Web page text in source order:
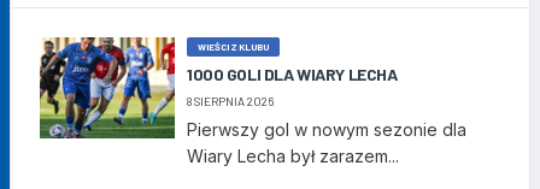
WIEŚCI Z KLUBU
1000 GOLI DLA WIARY LECHA
8 SIERPNIA 2026
Pierwszy gol w nowym sezonie dla
Wiary Lecha był zarazem...